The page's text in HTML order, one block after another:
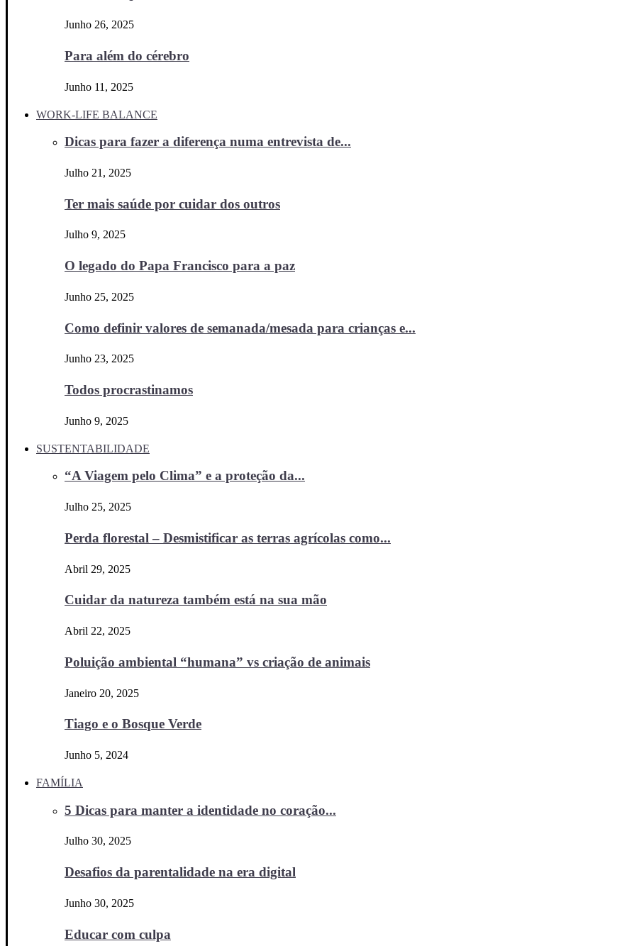
Junho 26, 2025
Para além do cérebro
Junho 11, 2025
WORK-LIFE BALANCE
Dicas para fazer a diferença numa entrevista de...
Julho 21, 2025
Ter mais saúde por cuidar dos outros
Julho 9, 2025
O legado do Papa Francisco para a paz
Junho 25, 2025
Como definir valores de semanada/mesada para crianças e...
Junho 23, 2025
Todos procrastinamos
Junho 9, 2025
SUSTENTABILIDADE
“A Viagem pelo Clima” e a proteção da...
Julho 25, 2025
Perda florestal – Desmistificar as terras agrícolas como...
Abril 29, 2025
Cuidar da natureza também está na sua mão
Abril 22, 2025
Poluição ambiental “humana” vs criação de animais
Janeiro 20, 2025
Tiago e o Bosque Verde
Junho 5, 2024
FAMÍLIA
5 Dicas para manter a identidade no coração...
Julho 30, 2025
Desafios da parentalidade na era digital
Junho 30, 2025
Educar com culpa